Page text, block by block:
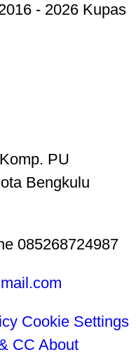
- 2026 Kupas
PU
Bengkulu
085268724987
Cookie Settings
CC About